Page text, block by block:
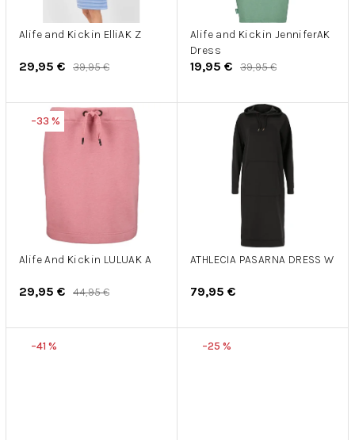
o
d
u
k
Alife and Kickin ElliAK Z
29,95 € 39,95 €
Alife and Kickin JenniferAK
Dress
19,95 € 39,95 €
–33 %
Alife And Kickin LULUAK A
29,95 € 44,95 €
ATHLECIA PASARNA DRESS W
79,95 €
–41 % –25 %